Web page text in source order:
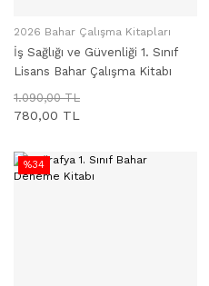
SEPETE EKLE
2026 Bahar Çalışma Kitapları
İş Sağlığı ve Güvenliği 1. Sınıf
Lisans Bahar Çalışma Kitabı
1.090,00 TL
780,00 TL
%34